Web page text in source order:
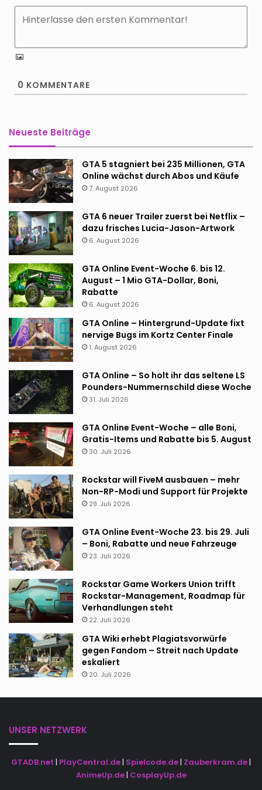
0 KOMMENTARE
Neueste Beiträge
GTA 5 stagniert bei 235 Millionen, GTA
Online wächst durch Abos und Käufe
7. August 2026
GTA 6 neuer Trailer zuerst bei Netflix –
dazu frisches Lucia-Jason-Artwork
6. August 2026
GTA Online Event-Woche 6. bis 12.
August – 1 Mio GTA-Dollar, Boni,
Rabatte
6. August 2026
GTA Online – Hintergrund-Update fixt
nervige Bugs im Kortz Center Finale
1. August 2026
GTA Online – So holt ihr das seltene LS
Pounders-Nummernschild diese Woche
31. Juli 2026
GTA Online Event-Woche – alle Boni,
Gratis-Items und Rabatte bis 5. August
30. Juli 2026
Rockstar will FiveM ausbauen – mehr
Non-RP-Modi und Support für Projekte
29. Juli 2026
GTA Online Event-Woche 23. bis 29. Juli
– Boni, Rabatte und neue Fahrzeuge
23. Juli 2026
Rockstar Game Workers Union trifft
Rockstar-Management, Roadmap für
Verhandlungen steht
22. Juli 2026
GTA Wiki erhebt Plagiatsvorwürfe
gegen Fandom – Streit nach Update
eskaliert
20. Juli 2026
UNSER NETZWERK
GTADB.net | PlayCentral.de| Spielcode.de| Zauberkram.de|
AnimeUp.de| CosplayUp.de